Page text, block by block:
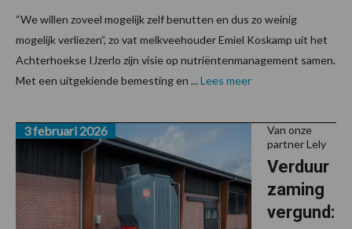
“We willen zoveel mogelijk zelf benutten en dus zo weinig
mogelijk verliezen”, zo vat melkveehouder Emiel Koskamp uit het
Achterhoekse IJzerlo zijn visie op nutriëntenmanagement samen.
Met een uitgekiende bemesting en ... Lees meer
Van onze
partner Lely
Verduur
zaming
vergund:
3 februari 2026